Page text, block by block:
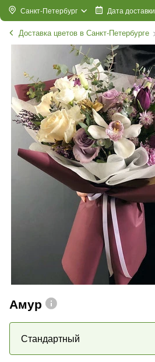
Санкт-Петербург Дата доставки
Доставка цветов в Санкт-Петербурге
Амур
Стандартный